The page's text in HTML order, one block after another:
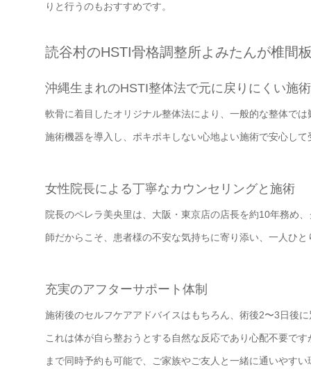
りと行うのもおすすめです。
読谷村のHSTI骨格調整所よみたんが椎間
沖縄生まれのHSTI整体法で元に戻りにくい施術
軟骨に着目したオリジナル整体法により、一般的な整体で
施術機器を導入し、ポキポキしない心地よい施術で安心し
女性院長による丁寧なカウンセリングと施術
院長のペレラ美央里は、大阪・東京店の店長を約10年務め
師だからこそ、患者様の不安な気持ちに寄り添い、一人ひ
充実のアフターサポート体制
施術後のセルフケアアドバイスはもちろん、術後2〜3日後
これは体が自ら整おうとする自然な反応であり心配不要で
まで同時予約も可能で、ご家族やご友人と一緒に通いやす